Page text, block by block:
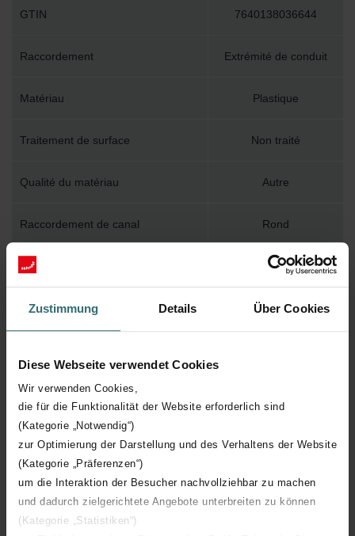
Zustimmung Details Über Cookies
Diese Webseite verwendet Cookies
Wir verwenden Cookies,
die für die Funktionalität der Website erforderlich sind
(Kategorie „Notwendig“)
zur Optimierung der Darstellung und des Verhaltens der Website
(Kategorie „Präferenzen“)
um die Interaktion der Besucher nachvollziehbar zu machen
und dadurch zielgerichtete Angebote unterbreiten zu können
(Kategorie „Statistiken“)
GTIN 7640138036644
Raccordement Extrémité de conduit
Matériau Plastique
Traitement de surface Non traité
Qualité du matériau Autre
Raccordement de canal Rond
diamètre nominal du canal de
raccordement
90 mm
Échantillon d'air réglable
Retour à la page produit